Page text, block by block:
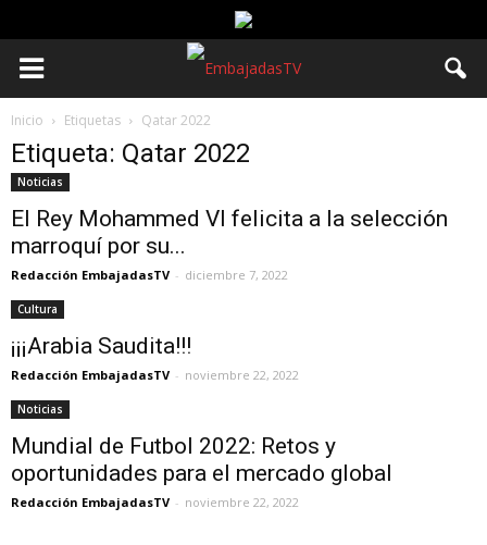
Inicio Etiquetas Qatar 2022
Etiqueta: Qatar 2022
Noticias
El Rey Mohammed VI felicita a la selección
marroquí por su...
Redacción EmbajadasTV - diciembre 7, 2022
Cultura
¡¡¡Arabia Saudita!!!
Redacción EmbajadasTV - noviembre 22, 2022
Noticias
Mundial de Futbol 2022: Retos y
oportunidades para el mercado global
Redacción EmbajadasTV - noviembre 22, 2022